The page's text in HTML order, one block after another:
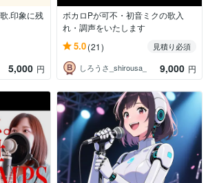
.印象に残
5,000 円
ボカロPが可不・初音ミクの歌入
れ・調声をいたします
5.0(21)
見積り必須
しろうさ_shirousa_
9,000 円